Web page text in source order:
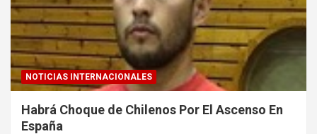
NOTICIAS INTERNACIONALES
Habrá Choque de Chilenos Por El Ascenso En
España